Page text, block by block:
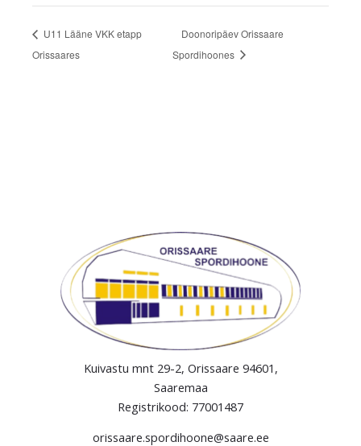
U11 Lääne VKK etapp
Orissaares
Doonoripäev Orissaare
Spordihoones
Kuivastu mnt 29-2, Orissaare 94601,
Saaremaa
Registrikood: 77001487
orissaare.spordihoone@saare.ee